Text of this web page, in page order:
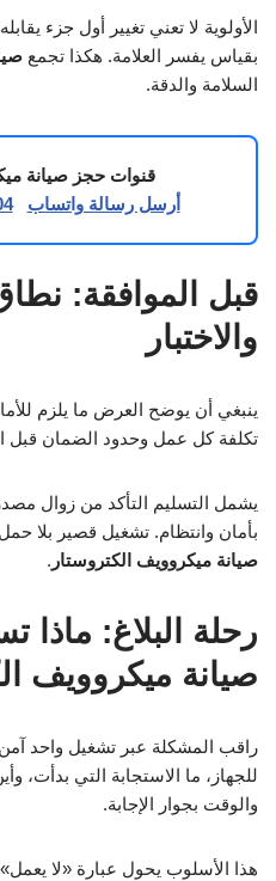
الأولوية لا تعني تغيير أول جزء
بقياس يفسر العلامة. هكذا تجمع
السلامة والدقة.
قنوات حجز صيانة
أرسل رسالة واتساب
قبل الموافقة:
والاختبار
ينبغي أن يوضح العرض ما يلزم
تكلفة كل عمل وحدود الضمان قبل
يشمل التسليم التأكد من زوال
بأمان وانتظام. تشغيل قصير بلا
صيانة ميكروويف الكتروستار .
رحلة البلاغ:
صيانة ميكروويف
راقب المشكلة عبر تشغيل واحد
للجهاز، ما الاستجابة التي
والوقت بجوار الإجابة.
هذا الأسلوب يحول عبارة «لا